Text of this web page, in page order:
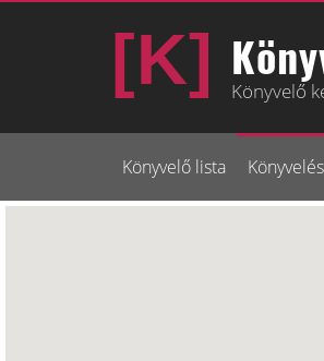
Könyvelő
Könyvelő lista